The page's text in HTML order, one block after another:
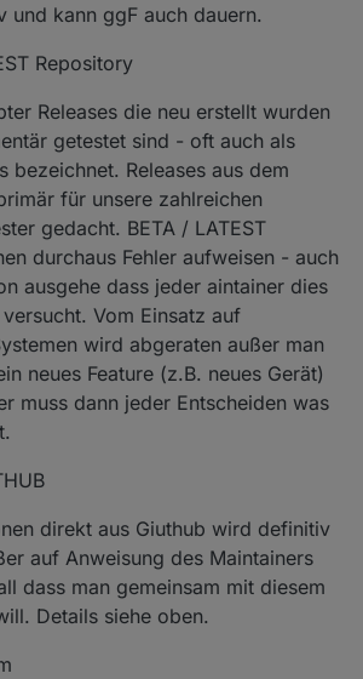
und kann ggF auch dauern.
Repository
Releases die neu erstellt wurden
getestet sind - oft auch als
bezeichnet. Releases aus dem
für unsere zahlreichen
gedacht. BETA / LATEST
durchaus Fehler aufweisen - auch
ausgehe dass jeder aintainer dies
Vom Einsatz auf
wird abgeraten außer man
neues Feature (z.B. neues Gerät)
muss dann jeder Entscheiden was
direkt aus Giuthub wird definitiv
auf Anweisung des Maintainers
dass man gemeinsam mit diesem
Details siehe oben.